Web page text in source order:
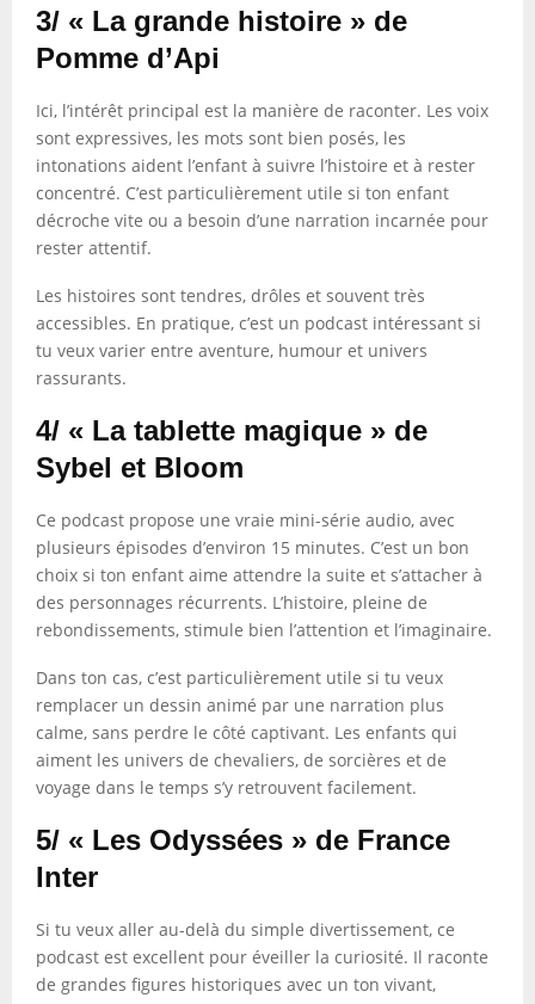
3/ « La grande histoire » de
Pomme d’Api
Ici, l’intérêt principal est la manière de raconter. Les voix
sont expressives, les mots sont bien posés, les
intonations aident l’enfant à suivre l’histoire et à rester
concentré. C’est particulièrement utile si ton enfant
décroche vite ou a besoin d’une narration incarnée pour
rester attentif.
Les histoires sont tendres, drôles et souvent très
accessibles. En pratique, c’est un podcast intéressant si
tu veux varier entre aventure, humour et univers
rassurants.
4/ « La tablette magique » de
Sybel et Bloom
Ce podcast propose une vraie mini-série audio, avec
plusieurs épisodes d’environ 15 minutes. C’est un bon
choix si ton enfant aime attendre la suite et s’attacher à
des personnages récurrents. L’histoire, pleine de
rebondissements, stimule bien l’attention et l’imaginaire.
Dans ton cas, c’est particulièrement utile si tu veux
remplacer un dessin animé par une narration plus
calme, sans perdre le côté captivant. Les enfants qui
aiment les univers de chevaliers, de sorcières et de
voyage dans le temps s’y retrouvent facilement.
5/ « Les Odyssées » de France
Inter
Si tu veux aller au-delà du simple divertissement, ce
podcast est excellent pour éveiller la curiosité. Il raconte
de grandes figures historiques avec un ton vivant,